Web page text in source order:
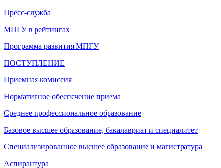
Пресс-служба
МПГУ в рейтингах
Программа развития МПГУ
ПОСТУПЛЕНИЕ
Приемная комиссия
Нормативное обеспечение приема
Среднее профессиональное образование
Базовое высшее образование, бакалавриат и специалитет
Специализированное высшее образование и магистратура
Аспирантура